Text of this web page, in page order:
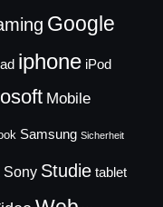
Google
iphone iPod
Mobile
Samsung Sicherheit
Sony Studie tablet